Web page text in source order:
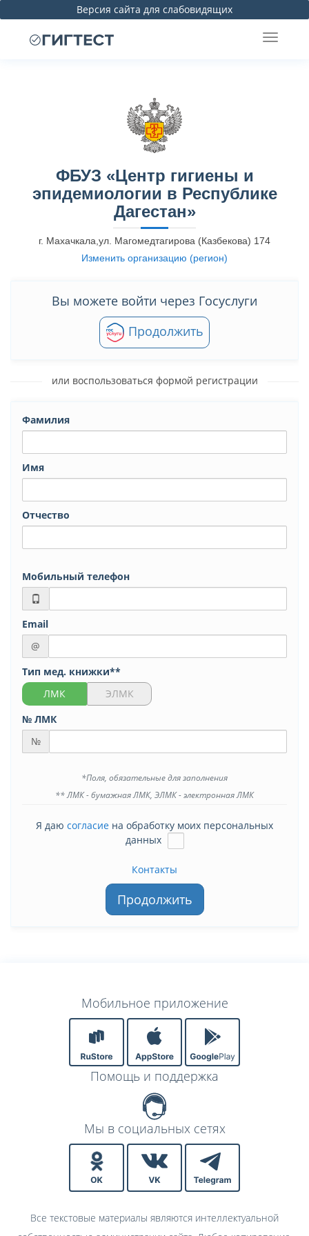
Версия сайта для слабовидящих
ФБУЗ «Центр гигиены и
эпидемиологии в Республике
Дагестан»
г. Махачкала,ул. Магомедтагирова (Казбекова) 174
Изменить организацию (регион)
Вы можете войти через Госуслуги
Продолжить
или воспользоваться формой регистрации
Фамилия
Имя
Отчество
Мобильный телефон
Email
@
Тип мед. книжки**
ЛМК
ЭЛМК
№ ЛМК
№
*Поля, обязательные для заполнения
** ЛМК - бумажная ЛМК, ЭЛМК - электронная ЛМК
Я даю согласие на обработку моих персональных
данных
Контакты
Продолжить
Мобильное приложение
Помощь и поддержка
Мы в социальных сетях
Все текстовые материалы являются интеллектуальной